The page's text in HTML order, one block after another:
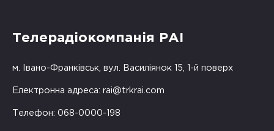
Телерадіокомпанія РАІ
м. Івано-Франківськ, вул. Василіянок 15, 1-й поверх
Електронна адреса: rai@trkrai.com
Телефон: 068-0000-198